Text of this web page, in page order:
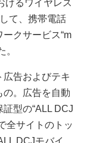
けるワイヤレス
て、携帯電話
クサービス“m
。
告およびテキ
の。広告を自動
型の“ALL DCJ
全サイトのトッ
DCJモバイ